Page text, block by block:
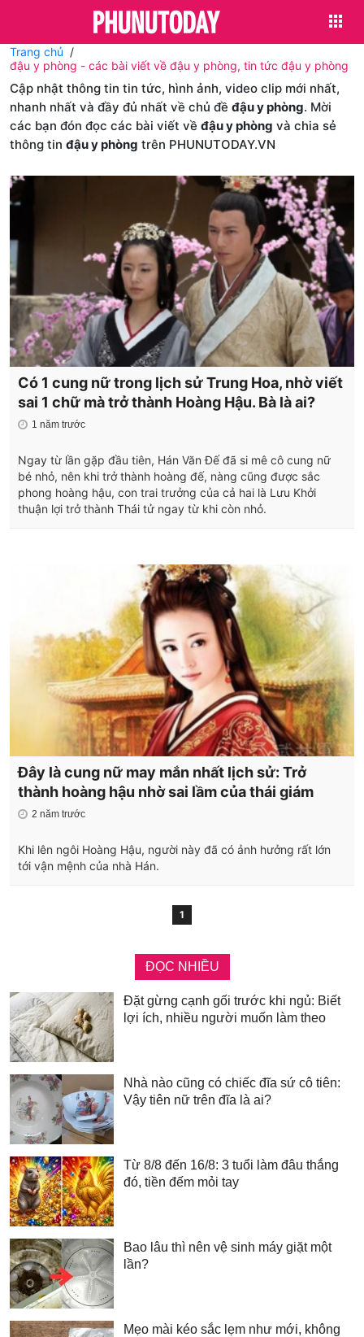
Trang chủ
đậu y phòng - các bài viết về đậu y phòng, tin tức đậu y phòng
Cập nhật thông tin tin tức, hình ảnh, video clip mới nhất,
nhanh nhất và đầy đủ nhất về chủ đề đậu y phòng. Mời
các bạn đón đọc các bài viết về đậu y phòng và chia sẻ
thông tin đậu y phòng trên PHUNUTODAY.VN
Có 1 cung nữ trong lịch sử Trung Hoa, nhờ viết
sai 1 chữ mà trở thành Hoàng Hậu. Bà là ai?
1 năm trước
Ngay từ lần gặp đầu tiên, Hán Văn Đế đã si mê cô cung nữ
bé nhỏ, nên khi trở thành hoàng đế, nàng cũng được sắc
phong hoàng hậu, con trai trưởng của cả hai là Lưu Khởi
thuận lợi trở thành Thái tử ngay từ khi còn nhỏ.
Đây là cung nữ may mắn nhất lịch sử: Trở
thành hoàng hậu nhờ sai lầm của thái giám
2 năm trước
Khi lên ngôi Hoàng Hậu, người này đã có ảnh hưởng rất lớn
tới vận mệnh của nhà Hán.
1
ĐỌC NHIỀU
Đặt gừng cạnh gối trước khi ngủ: Biết
lợi ích, nhiều người muốn làm theo
Nhà nào cũng có chiếc đĩa sứ cô tiên:
Vậy tiên nữ trên đĩa là ai?
Từ 8/8 đến 16/8: 3 tuổi làm đâu thắng
đó, tiền đếm mỏi tay
Bao lâu thì nên vệ sinh máy giặt một
lần?
Mẹo mài kéo sắc lẹm như mới, không